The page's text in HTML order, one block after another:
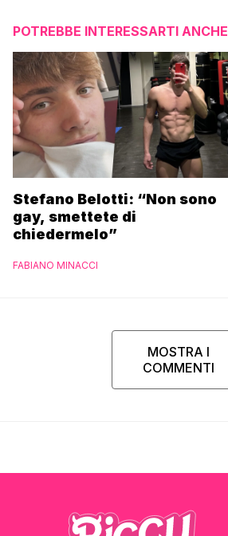
POTREBBE INTERESSARTI ANCHE
Stefano Belotti: “Non sono
gay, smettete di
chiedermelo”
FABIANO MINACCI
MOSTRA I
COMMENTI